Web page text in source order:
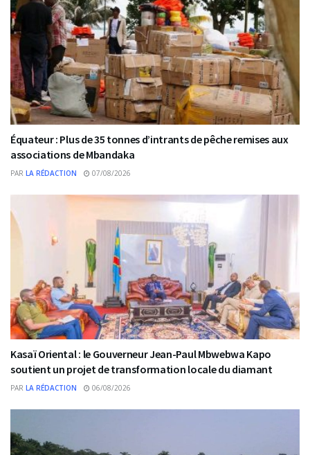
Équateur : Plus de 35 tonnes d’intrants de pêche remises aux
associations de Mbandaka
PAR LA RÉDACTION 07/08/2026
Kasaï Oriental : le Gouverneur Jean-Paul Mbwebwa Kapo
soutient un projet de transformation locale du diamant
PAR LA RÉDACTION 06/08/2026